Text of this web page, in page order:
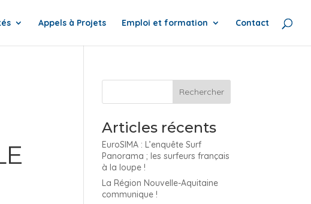
Appels à Projets Emploi et formation Contact
Articles récents
EuroSIMA : L’enquête Surf
Panorama ; les surfeurs français
à la loupe !
La Région Nouvelle-Aquitaine
communique !